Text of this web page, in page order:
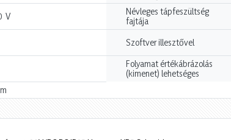
V
Névleges tápfeszültség
fajtája
Szoftver illesztővel
Folyamat értékábrázolás
(kimenet) lehetséges